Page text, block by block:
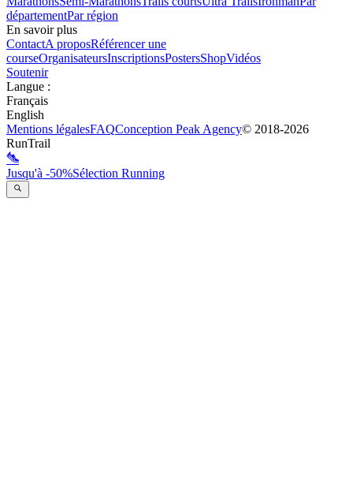
départementPar région
En savoir plus
ContactA proposRéférencer une
courseOrganisateursInscriptionsPostersShopVidéos
Soutenir
Langue :
Français
English
Mentions légalesFAQConception Peak Agency© 2018-2026
RunTrail
Jusqu'à -50%Sélection Running